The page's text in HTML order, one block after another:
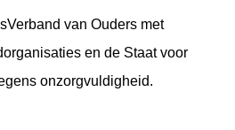
van Ouders met
en de Staat voor
onzorgvuldigheid.